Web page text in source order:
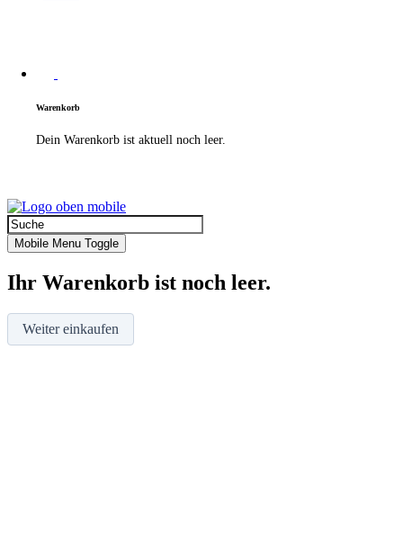
Warenkorb
Dein Warenkorb ist aktuell noch leer.
Mobile Menu Toggle
Ihr Warenkorb ist noch leer.
Weiter einkaufen